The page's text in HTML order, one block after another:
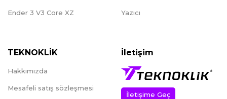
Ender 3 V3 Core XZ Yazıcı
TEKNOKLİK
Hakkımızda
Mesafeli satış sözleşmesi
İletişim
İletişime Geç